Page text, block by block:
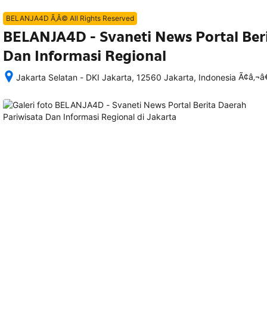
BELANJA4D Ã‚Â© All Rights Reserved
BELANJA4D - Svaneti News Portal
Dan Informasi Regional
Jakarta Selatan - DKI Jakarta, 12560 Jakarta, Indonesia
memesan,
semua